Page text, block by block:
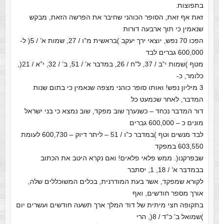
בתפוצות.
זאת אף זאת, הסופר הכוהני שחיבר את הפרשה הזאת, מבקש
שנאמין כי תוך ארבעה דורות
הפכו 70 נפש, יוצאי ירך יעקב )בראשית מ”ו / 27, שמות א’ / 5( ל-
600,000 גברים לבד
מטף )שמות י”ב / 37, ל”ח / 26, במדבר א’ / 51, ב’ / 32, י”א / 21(,
כלומר, כ-
3 מיליון נפש! ואותו סופר כוהני מצפה שנאמין כי בתום שנות
המדבר, לאחר שכמעט כל
דור המדבר נכחד – כשנערך שוב מפקד, שוב נמצא כי בני ישראל
מונים כ – 600,000 גברים
לבד מנשים וטף )במדבר כ”ו / 51 – ליתר דיוק – 600,730 לעומת
603,550 במפקד
שבפרקנו(. ממש פלאי פלאים! ואם נקרא היטב את הכתוב
בבמדבר א’ / 18, 1, יסתבר
לקורא שמפקד, אשר בעת המודרנית, בכלים המשוכללים שלה,
אורך מספר חודשים, ואף
בתקופה חצי מיתית של דוד המלך ארך תשעה חודשים ועשרים יום
)שמואל ב’ כ”ד / 8(, הרי